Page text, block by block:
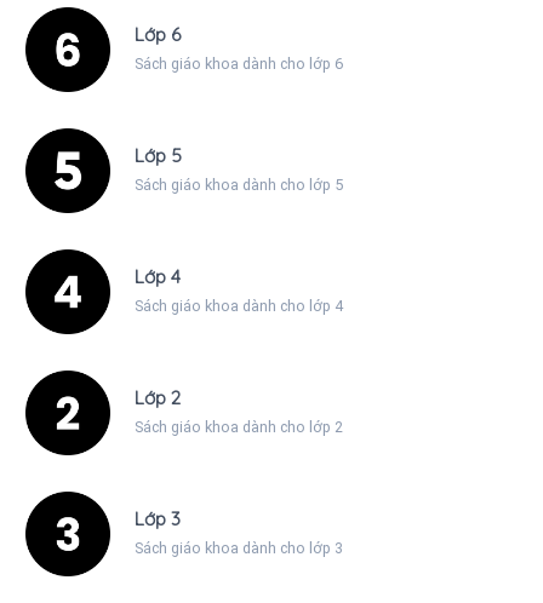
Lớp 6
Sách giáo khoa dành cho lớp 6
Lớp 5
Sách giáo khoa dành cho lớp 5
Lớp 4
Sách giáo khoa dành cho lớp 4
Lớp 2
Sách giáo khoa dành cho lớp 2
Lớp 3
Sách giáo khoa dành cho lớp 3